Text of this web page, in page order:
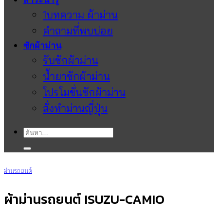
1บทความ ผ้าม่าน
คำถามที่พบบ่อย
ซักผ้าม่าน
รับซักผ้าม่าน
น้ำยาซักผ้าม่าน
โปรโมชั่นซักผ้าม่าน
สั่งทำม่านญี่ปุ่น
ค้นหา:
ม่านรถยนต์
ผ้าม่านรถยนต์ ISUZU-CAMIO